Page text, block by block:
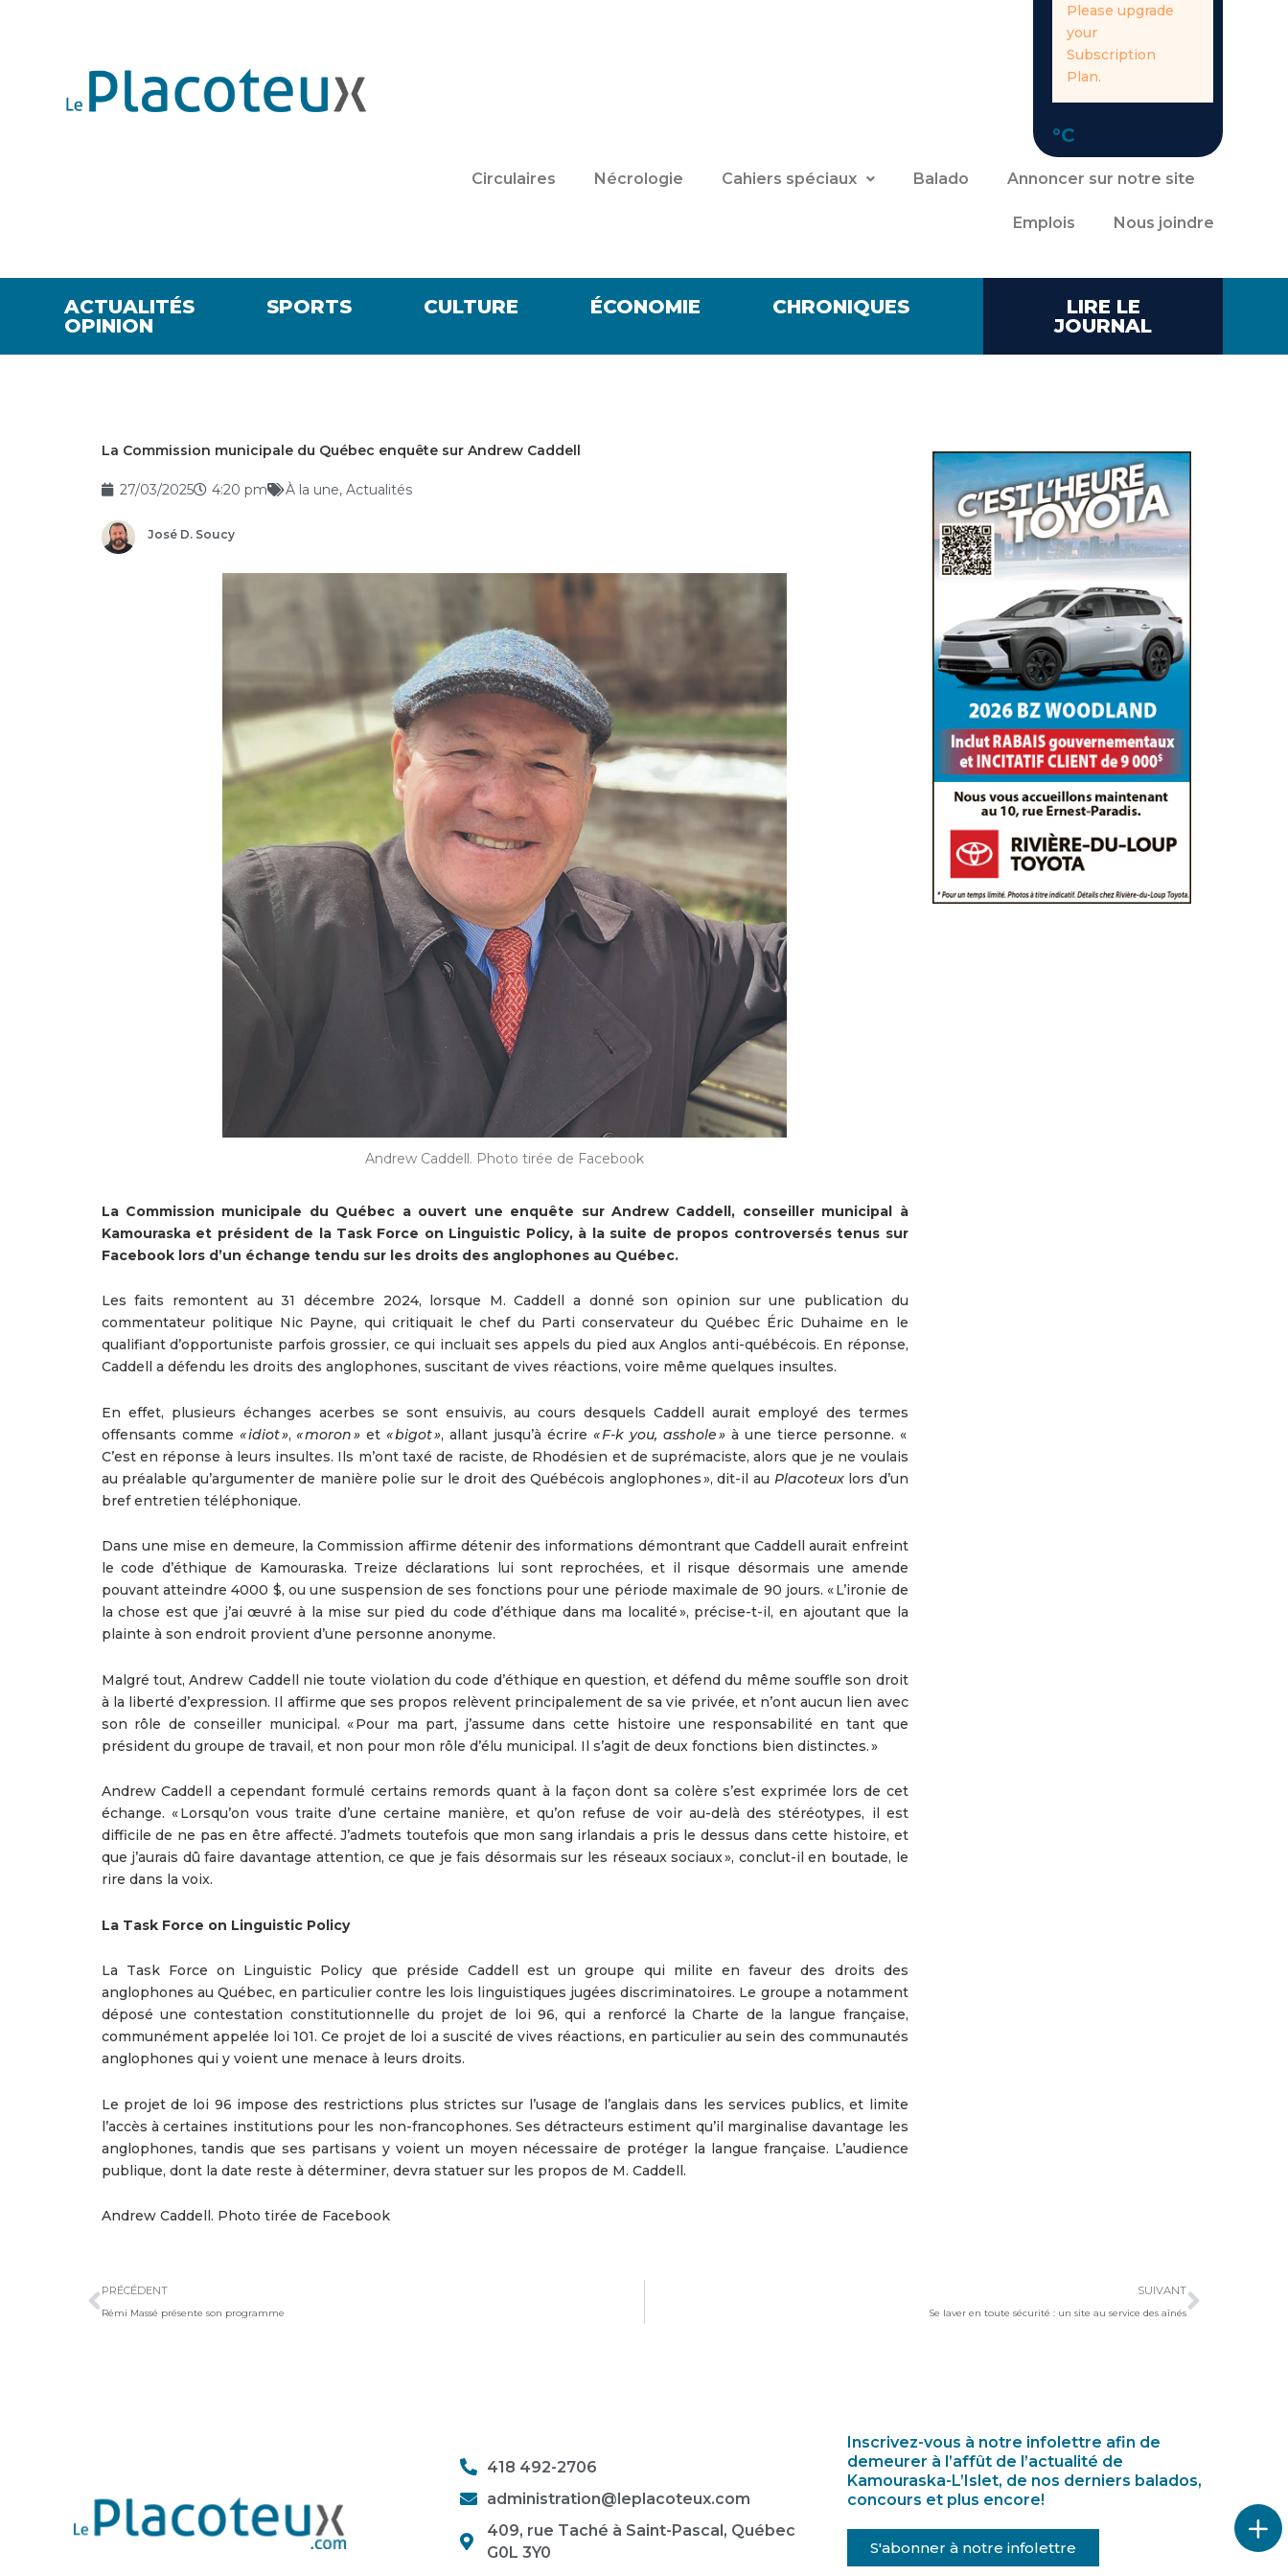
Please upgrade
your
Subscription
Plan.
°C
Circulaires Nécrologie Cahiers spéciaux Balado Annoncer sur notre site
Emplois Nous joindre
ACTUALITÉS SPORTS CULTURE ÉCONOMIE
CHRONIQUES
OPINION
LIRE LE
JOURNAL
La Commission municipale du Québec enquête sur Andrew Caddell
27/03/2025 4:20 pm À la une, Actualités
José D. Soucy
Andrew Caddell. Photo tirée de Facebook
La Commission municipale du Québec a ouvert une enquête sur Andrew Caddell, conseiller municipal à
Kamouraska et président de la Task Force on Linguistic Policy, à la suite de propos controversés tenus sur
Facebook lors d’un échange tendu sur les droits des anglophones au Québec.
Les faits remontent au 31 décembre 2024, lorsque M. Caddell a donné son opinion sur une publication du
commentateur politique Nic Payne, qui critiquait le chef du Parti conservateur du Québec Éric Duhaime en le
qualifiant d’opportuniste parfois grossier, ce qui incluait ses appels du pied aux Anglos anti-québécois. En réponse,
Caddell a défendu les droits des anglophones, suscitant de vives réactions, voire même quelques insultes.
En effet, plusieurs échanges acerbes se sont ensuivis, au cours desquels Caddell aurait employé des termes
offensants comme « idiot »,« moron » et« bigot », allant jusqu’à écrire« F-k you, asshole » à une tierce personne. «
C’est en réponse à leurs insultes. Ils m’ont taxé de raciste, de Rhodésien et de suprémaciste, alors que je ne voulais
au préalable qu’argumenter de manière polie sur le droit des Québécois anglophones », dit-il au Placoteuxlors d’un
bref entretien téléphonique.
Dans une mise en demeure, la Commission affirme détenir des informations démontrant que Caddell aurait enfreint
le code d’éthique de Kamouraska. Treize déclarations lui sont reprochées, et il risque désormais une amende
pouvant atteindre 4000 $, ou une suspension de ses fonctions pour une période maximale de 90 jours. « L’ironie de
la chose est que j’ai œuvré à la mise sur pied du code d’éthique dans ma localité », précise-t-il, en ajoutant que la
plainte à son endroit provient d’une personne anonyme.
Malgré tout, Andrew Caddell nie toute violation du code d’éthique en question, et défend du même souffle son droit
à la liberté d’expression. Il affirme que ses propos relèvent principalement de sa vie privée, et n’ont aucun lien avec
son rôle de conseiller municipal. « Pour ma part, j’assume dans cette histoire une responsabilité en tant que
président du groupe de travail, et non pour mon rôle d’élu municipal. Il s’agit de deux fonctions bien distinctes. »
Andrew Caddell a cependant formulé certains remords quant à la façon dont sa colère s’est exprimée lors de cet
échange. « Lorsqu’on vous traite d’une certaine manière, et qu’on refuse de voir au-delà des stéréotypes, il est
difficile de ne pas en être affecté. J’admets toutefois que mon sang irlandais a pris le dessus dans cette histoire, et
que j’aurais dû faire davantage attention, ce que je fais désormais sur les réseaux sociaux », conclut-il en boutade, le
rire dans la voix.
La Task Force on Linguistic Policy
La Task Force on Linguistic Policy que préside Caddell est un groupe qui milite en faveur des droits des
anglophones au Québec, en particulier contre les lois linguistiques jugées discriminatoires. Le groupe a notamment
déposé une contestation constitutionnelle du projet de loi 96, qui a renforcé la Charte de la langue française,
communément appelée loi 101. Ce projet de loi a suscité de vives réactions, en particulier au sein des communautés
anglophones qui y voient une menace à leurs droits.
Le projet de loi 96 impose des restrictions plus strictes sur l’usage de l’anglais dans les services publics, et limite
l’accès à certaines institutions pour les non-francophones. Ses détracteurs estiment qu’il marginalise davantage les
anglophones, tandis que ses partisans y voient un moyen nécessaire de protéger la langue française. L’audience
publique, dont la date reste à déterminer, devra statuer sur les propos de M. Caddell.
Andrew Caddell. Photo tirée de Facebook
PRÉCÉDENT
Rémi Massé présente son programme
SUIVANT
Se laver en toute sécurité : un site au service des aînés
418 492-2706
administration@leplacoteux.com
409, rue Taché à Saint-Pascal, Québec
G0L 3Y0
Inscrivez-vous à notre infolettre afin de
demeurer à l’affût de l’actualité de
Kamouraska-L’Islet, de nos derniers balados,
concours et plus encore!
S'abonner à notre infolettre